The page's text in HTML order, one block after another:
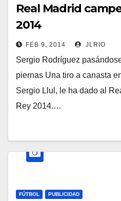
Real Madrid
2014
FEB 9, 2014 JLRIO
Sergio Rodríguez
piernas Una tiro a canasta
Sergio Llul, le ha dado al
Rey 2014.…
FÚTBOL PUBLICIDAD